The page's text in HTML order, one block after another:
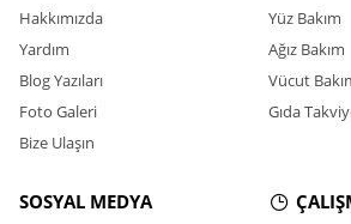
Hakkımızda
Yardım
Blog Yazıları
Foto Galeri
Bize Ulaşın
Yüz Bakım
Ağız Bakım
Vücut
Gıda
SOSYAL MEDYA